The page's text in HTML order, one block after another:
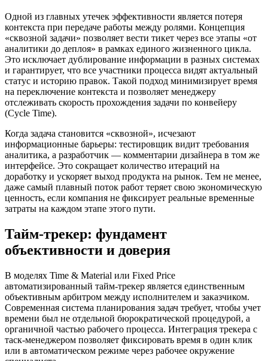
Одной из главных утечек эффективности является потеря
контекста при передаче работы между ролями. Концепция
«сквозной задачи» позволяет вести тикет через все этапы «от
аналитики до деплоя» в рамках единого жизненного цикла.
Это исключает дублирование информации в разных системах
и гарантирует, что все участники процесса видят актуальный
статус и историю правок. Такой подход минимизирует время
на переключение контекста и позволяет менеджеру
отслеживать скорость прохождения задачи по конвейеру
(Cycle Time).
Когда задача становится «сквозной», исчезают
информационные барьеры: тестировщик видит требования
аналитика, а разработчик — комментарии дизайнера в том же
интерфейсе. Это сокращает количество итераций на
доработку и ускоряет выход продукта на рынок. Тем не менее,
даже самый плавный поток работ теряет свою экономическую
ценность, если компания не фиксирует реальные временные
затраты на каждом этапе этого пути.
Тайм-трекер: фундамент
объективности и доверия
В моделях Time & Material или Fixed Price
автоматизированный тайм-трекер является единственным
объективным арбитром между исполнителем и заказчиком.
Современная система планирования задач требует, чтобы учет
времени был не отдельной бюрократической процедурой, а
органичной частью рабочего процесса. Интеграция трекера с
таск-менеджером позволяет фиксировать время в один клик
или в автоматическом режиме через рабочее окружение